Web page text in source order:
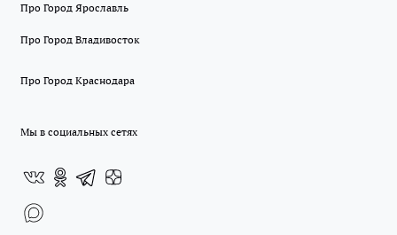
Про Город Ярославль
Про Город Владивосток
Про Город Краснодара
Мы в социальных сетях